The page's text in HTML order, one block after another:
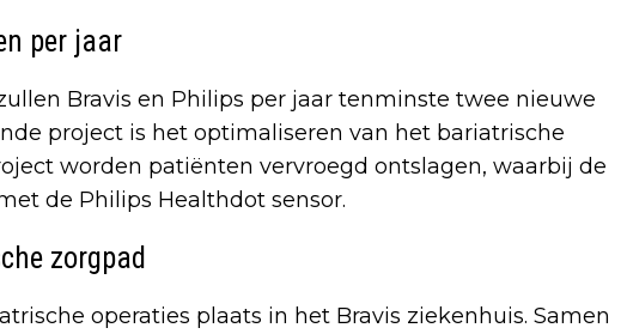
per jaar
Bravis en Philips per jaar tenminste twee nieuwe
project is het optimaliseren van het bariatrische
worden patiënten vervroegd ontslagen, waarbij de
de Philips Healthdot sensor.
zorgpad
operaties plaats in het Bravis ziekenhuis. Samen